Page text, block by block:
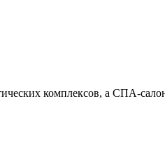
комплексов, а СПА-